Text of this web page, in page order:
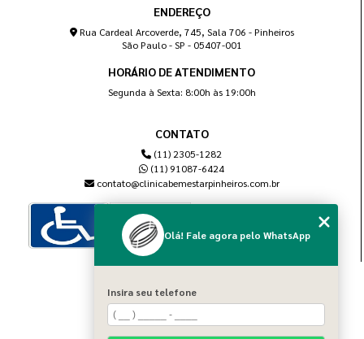
ENDEREÇO
Rua Cardeal Arcoverde, 745, Sala 706 - Pinheiros
São Paulo - SP - 05407-001
HORÁRIO DE ATENDIMENTO
Segunda à Sexta: 8:00h às 19:00h
CONTATO
(11) 2305-1282
(11) 91087-6424
contato@clinicabemestarpinheiros.com.br
Home
Sobre nós
Blog
Olá! Fale agora pelo WhatsApp
Insira seu telefone